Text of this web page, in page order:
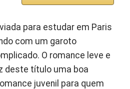
para estudar em Paris
com um garoto
O romance leve e
deste título uma boa
juvenil para quem